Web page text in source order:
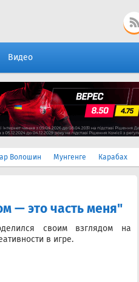
Видео
Волошин Мунгенге Карабах
— это часть меня"
своим взглядом на
в игре.